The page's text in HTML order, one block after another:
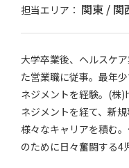
担当エリア： 関東 関
大学卒業後、ヘルスケ
た営業職に従事。最年
ネジメントを経験。(株
ネジメントを経て、新
様々なキャリアを積む
のために日々奮闘する4